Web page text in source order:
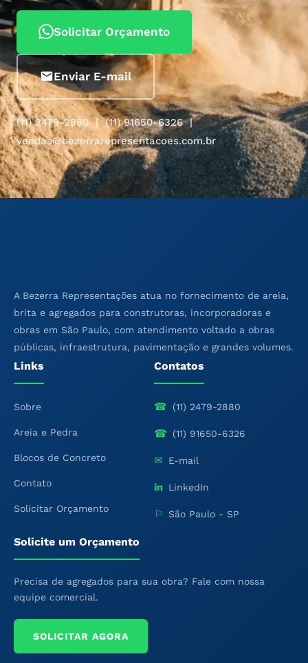
Solicitar Orçamento
Enviar E-mail
(11) 2479-2880 | (11) 91650-6326 |
vendas@bezerrarepresentacoes.com.br
A Bezerra Representações atua no fornecimento de areia,
brita e agregados para construtoras, incorporadoras e
obras em São Paulo, com atendimento voltado a obras
públicas, infraestrutura, pavimentação e grandes volumes.
Links
Sobre
Areia e Pedra
Blocos de Concreto
Contato
Solicitar Orçamento
Contatos
☎ (11) 2479-2880
☎ (11) 91650-6326
✉ E-mail
in LinkedIn
⚐ São Paulo - SP
Solicite um Orçamento
Precisa de agregados para sua obra? Fale com nossa
equipe comercial.
SOLICITAR AGORA